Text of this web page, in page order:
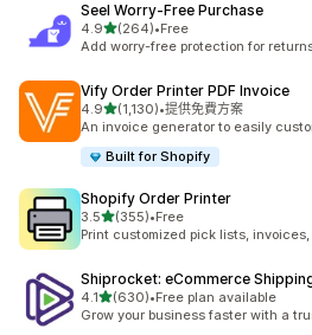
Seel Worry‑Free Purchase
4.9滿分 5 顆星
(264)
共有 264 則評價
•Free
Add worry-free protection for
Vify Order Printer PDF Invoice
4.9滿分 5 顆星
(1,130)
共有 1130 則評價
•提供免費方案
An invoice generator to easily
Built for Shopify
Shopify Order Printer
3.5滿分 5 顆星
(355)
共有 355 則評價
•Free
Print customized pick lists,
Shiprocket: eCommerce
4.1滿分 5 顆星
(630)
共有 630 則評價
•Free plan available
Grow your business faster with a